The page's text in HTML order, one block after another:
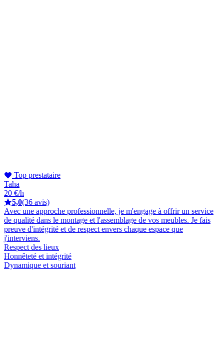
Top prestataire
Taha
20 €/h
5,0(36 avis)
Avec une approche professionnelle, je m'engage à offrir un service
de qualité dans le montage et l'assemblage de vos meubles. Je fais
preuve d'intégrité et de respect envers chaque espace que
j'interviens.
Respect des lieux
Honnêteté et intégrité
Dynamique et souriant